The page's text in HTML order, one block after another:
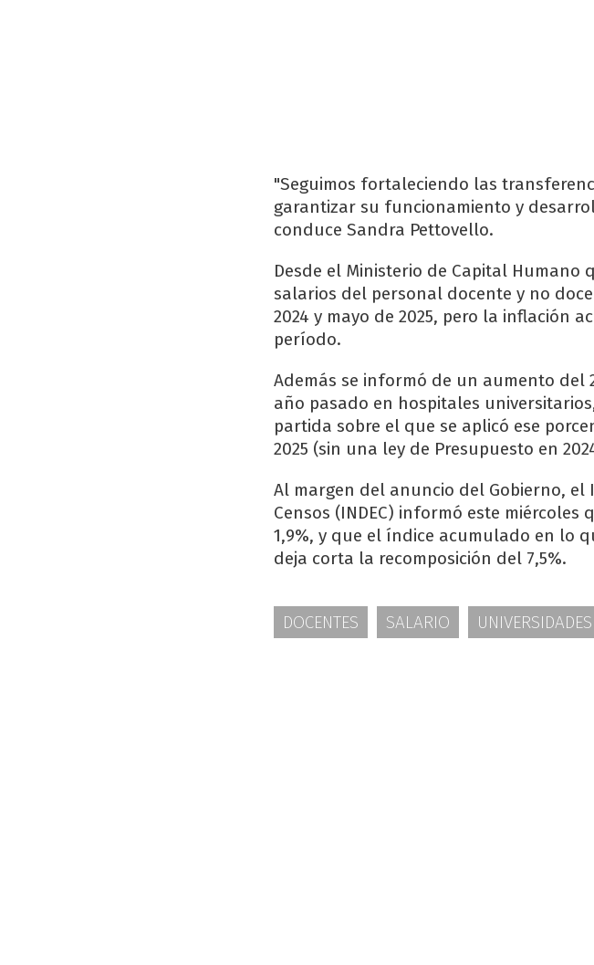
"Seguimos fortaleciendo las
garantizar su funcionamiento y
conduce Sandra Pettovello.
Desde el Ministerio de Capital
salarios del personal docente y no
2024 y mayo de 2025, pero la inflación
período.
Además se informó de un aumento del
año pasado en hospitales
partida sobre el que se aplicó ese
2025 (sin una ley de Presupuesto en
Al margen del anuncio del Gobierno,
Censos (INDEC) informó este
1,9%, y que el índice acumulado en lo
deja corta la recomposición del 7,5%.
DOCENTES SALARIO UNIVERSIDADES